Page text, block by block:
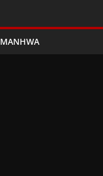
MANHWA